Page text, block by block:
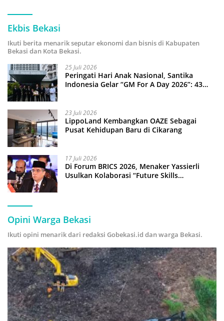
Ekbis Bekasi
Ikuti berita menarik seputar ekonomi dan bisnis di Kabupaten
Bekasi dan Kota Bekasi.
25 Juli 2026
Peringati Hari Anak Nasional, Santika
Indonesia Gelar “GM For A Day 2026”: 43
23 Juli 2026
LippoLand Kembangkan OAZE Sebagai
Pusat Kehidupan Baru di Cikarang
17 Juli 2026
Di Forum BRICS 2026, Menaker Yassierli
Usulkan Kolaborasi “Future Skills
Opini Warga Bekasi
Ikuti opini menarik dari redaksi Gobekasi.id dan warga Bekasi.